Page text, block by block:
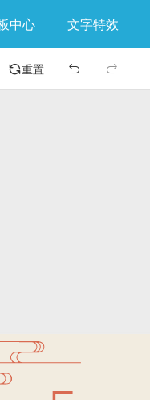
中心 文字特效
重置  